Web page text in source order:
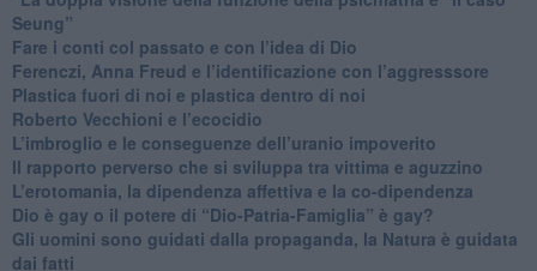
Seung”
​Fare i conti col passato e con l’idea di Dio
​Ferenczi, Anna Freud e l’identificazione con l’aggresssore
Plastica fuori di noi e plastica dentro di noi
​Roberto Vecchioni e l’ecocidio
​L’imbroglio e le conseguenze dell’uranio impoverito
​Il rapporto perverso che si sviluppa tra vittima e aguzzino
L’erotomania, la dipendenza affettiva e la co-dipendenza
​Dio è gay o il potere di “Dio-Patria-Famiglia” è gay?
​Gli uomini sono guidati dalla propaganda, la Natura è guidata
dai fatti